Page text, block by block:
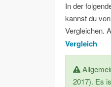
In der
kannst du
Vergleichen.
Vergleich
2017). Es